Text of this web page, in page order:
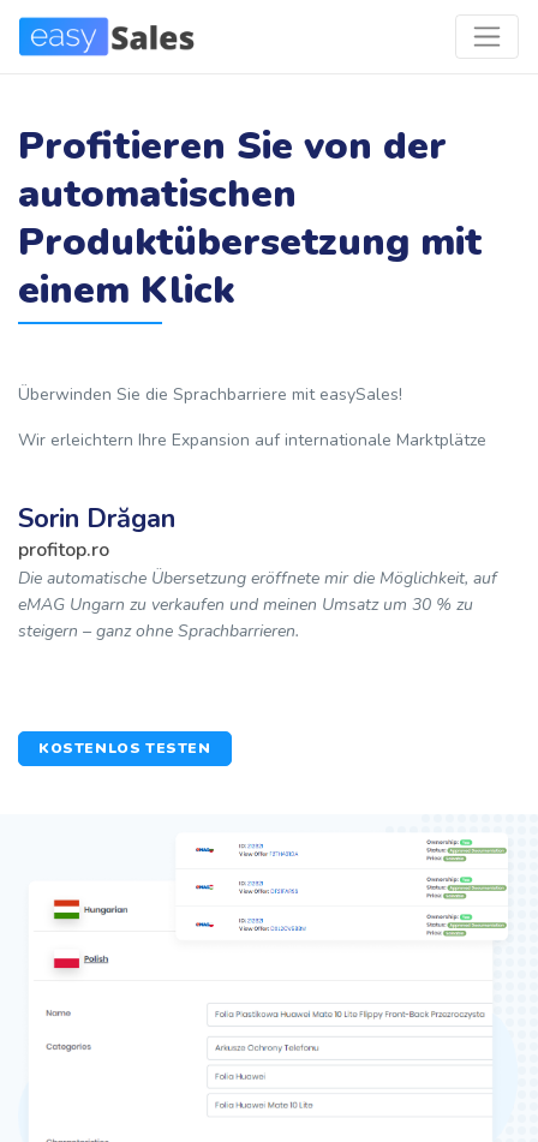
Profitieren Sie von der
automatischen
Produktübersetzung mit
einem Klick
Überwinden Sie die Sprachbarriere mit easySales!
Wir erleichtern Ihre Expansion auf internationale Marktplätze
Sorin Drăgan
profitop.ro
Die automatische Übersetzung eröffnete mir die Möglichkeit, auf
eMAG Ungarn zu verkaufen und meinen Umsatz um 30 % zu
steigern – ganz ohne Sprachbarrieren.
KOSTENLOS TESTEN